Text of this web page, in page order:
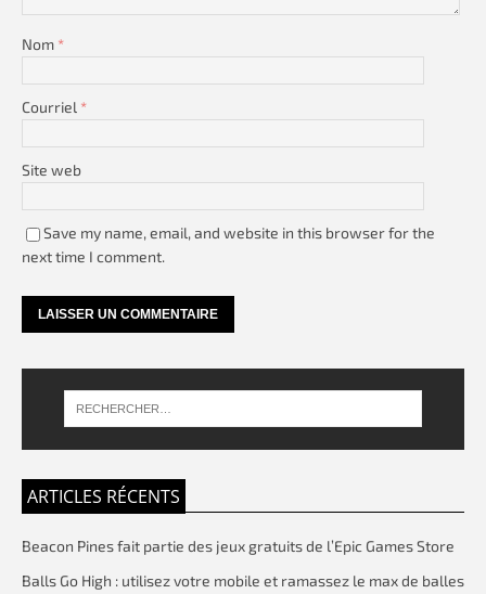
Nom *
Courriel *
Site web
Save my name, email, and website in this browser for the
next time I comment.
ARTICLES RÉCENTS
Beacon Pines fait partie des jeux gratuits de l’Epic Games Store
Balls Go High : utilisez votre mobile et ramassez le max de balles